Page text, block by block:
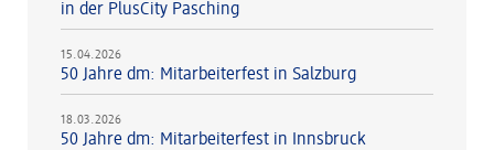
in der PlusCity Pasching
15.04.2026
50 Jahre dm: Mitarbeiterfest in Salzburg
18.03.2026
50 Jahre dm: Mitarbeiterfest in Innsbruck